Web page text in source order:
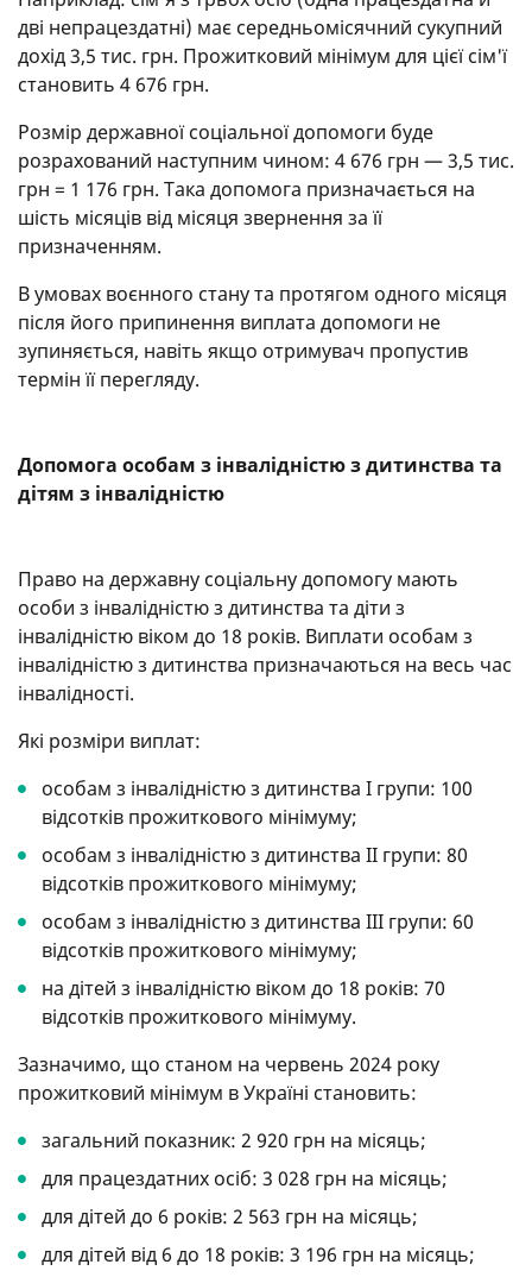
дві непрацездатні) має середньомісячний сукупний
дохід 3,5 тис. грн. Прожитковий мінімум для цієї сім'ї
становить 4 676 грн.
Розмір державної соціальної допомоги буде
розрахований наступним чином: 4 676 грн — 3,5 тис.
грн = 1 176 грн. Така допомога призначається на
шість місяців від місяця звернення за її
призначенням.
В умовах воєнного стану та протягом одного місяця
після його припинення виплата допомоги не
зупиняється, навіть якщо отримувач пропустив
термін її перегляду.
Допомога особам з інвалідністю з дитинства та
дітям з інвалідністю
Право на державну соціальну допомогу мають
особи з інвалідністю з дитинства та діти з
інвалідністю віком до 18 років. Виплати особам з
інвалідністю з дитинства призначаються на весь час
інвалідності.
Які розміри виплат:
особам з інвалідністю з дитинства I групи: 100
відсотків прожиткового мінімуму;
особам з інвалідністю з дитинства II групи: 80
відсотків прожиткового мінімуму;
особам з інвалідністю з дитинства III групи: 60
відсотків прожиткового мінімуму;
на дітей з інвалідністю віком до 18 років: 70
відсотків прожиткового мінімуму.
Зазначимо, що станом на червень 2024 року
прожитковий мінімум в Україні становить:
загальний показник: 2 920 грн на місяць;
для працездатних осіб: 3 028 грн на місяць;
для дітей до 6 років: 2 563 грн на місяць;
для дітей від 6 до 18 років: 3 196 грн на місяць;